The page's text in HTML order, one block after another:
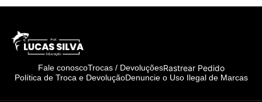
Fale conoscoTrocas / DevoluçõesRastrear Pedido
Política de Troca e DevoluçãoDenuncie o Uso Ilegal de Marcas